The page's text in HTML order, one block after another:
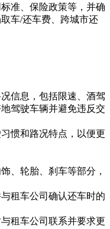
准、保险政策等，并确
车/还车费、跨城市还
信息，包括限速、酒驾
驾驶车辆并避免违反交
惯和路况特点，以便更
、轮胎、刹车等部分，
租车公司确认还车时的
租车公司联系并要求更